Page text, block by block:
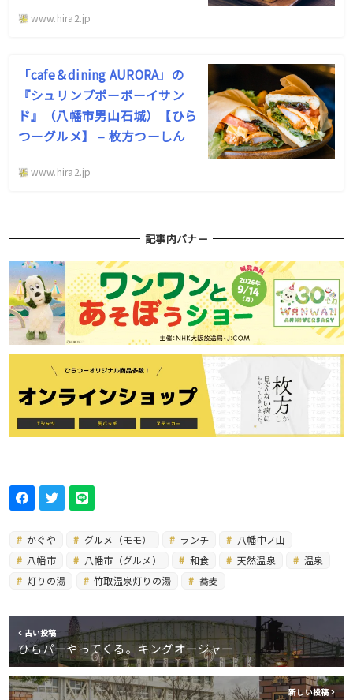
www.hira2.jp
「cafe＆dining AURORA」の
『シュリンプポーボーイサン
ド』（八幡市男山石城）【ひら
つーグルメ】 – 枚方つーしん
www.hira2.jp
記事内バナー
かぐや グルメ（モモ） ランチ
八幡中ノ山
八幡市
八幡市（グルメ） 和食 天然温泉
温泉
灯りの湯
竹取温泉灯りの湯 蕎麦
古い投稿
ひらパーやってくる。キングオージャー
新しい投稿